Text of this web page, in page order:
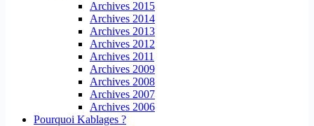
Archives 2015
Archives 2014
Archives 2013
Archives 2012
Archives 2011
Archives 2009
Archives 2008
Archives 2007
Archives 2006
Pourquoi Kablages ?